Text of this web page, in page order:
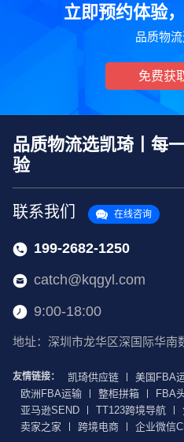
立即预约体验
品质物
免费获
品质物流选凯琦丨每
验
联系我们 在线咨询
199-2682-1250
catch@kqgyl.com
9:00-18:00
地址：深圳市龙华区深国际华南
友情链接： 凯琦供应链 美国FBA
欧洲FBA运输
整柜拼箱 FBA
亚马逊SEND
TT123跨境导航
卖家之家
跨境电商 企业微信